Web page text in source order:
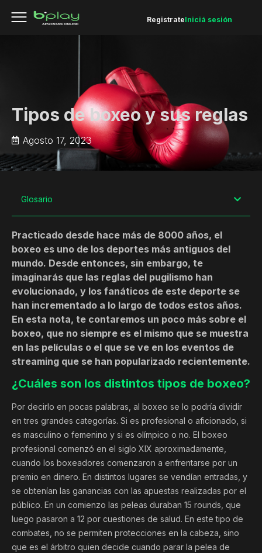
RegistrateIniciá sesión
Tipos de boxeo y sus reglas
Agosto 17, 2023
Glosario
Practicado desde hace más de 8000 años, el
boxeo es uno de los deportes más antiguos del
mundo. Desde entonces, sin embargo, te
imaginarás que las reglas del pugilismo han
evolucionado, y los fanáticos de este deporte se
han incrementado a lo largo de todos estos años.
En esta nota, te contaremos un poco más sobre el
boxeo, que no siempre es el mismo que se muestra
en las películas o el que se ve en los eventos de
streaming que se han popularizado recientemente.
¿Cuáles son los distintos tipos de boxeo?
Por decirlo en pocas palabras, al boxeo se lo podría dividir
en tres grandes categorías. Si es profesional o aficionado, si
es masculino o femenino y si es olímpico o no. El boxeo
profesional comenzó en el siglo XIX aproximadamente,
cuando los boxeadores comenzaron a enfrentarse por un
premio en dinero. En distintos lugares se vendían entradas, y
se obtenían las ganancias con las apuestas realizadas por el
público. En un comienzo las peleas duraban 15 rounds, que
luego pasaron a 12 por cuestiones de salud. En este tipo de
combates, no se permiten protecciones en la cabeza, sino
que es el árbitro quien decide cuando parar la pelea de